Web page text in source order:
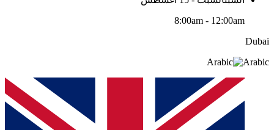
8:00am - 12:00am
Dubai
Arabic